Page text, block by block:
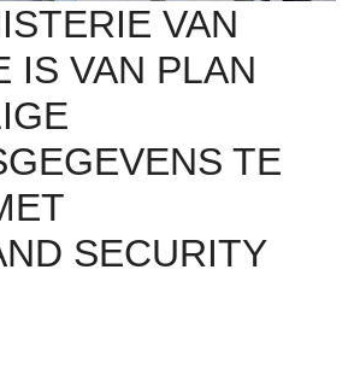
VAN
IS VAN PLAN
TE
SECURITY